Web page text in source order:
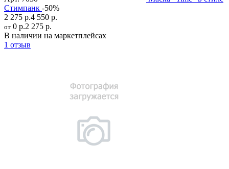
Стимпанк -50%
2 275 р.4 550 р.
от 0 р.2 275 р.
В наличии на маркетплейсах
1 отзыв